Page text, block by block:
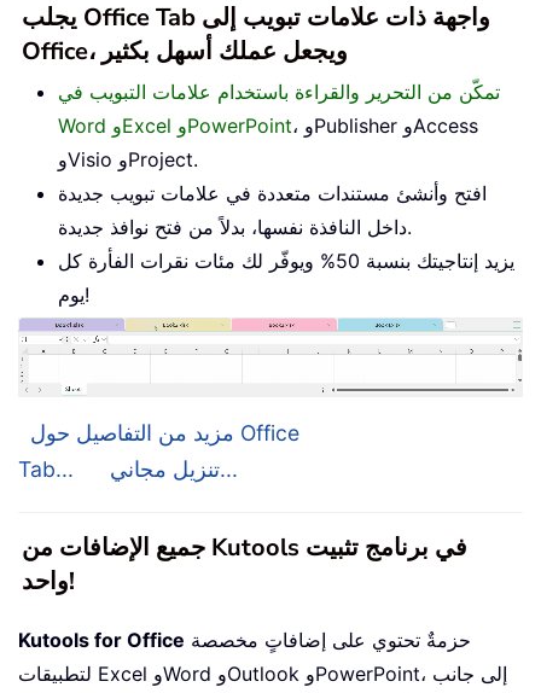
يجلب Office Tab واجهة ذات علامات تبويب إلى
Office، ويجعل عملك أسهل بكثير
تمكّن من التحرير والقراءة باستخدام علامات التبويب في
Word وExcel وPowerPoint، وPublisher وAccess
وVisio وProject.
افتح وأنشئ مستندات متعددة في علامات تبويب جديدة
داخل النافذة نفسها، بدلاً من فتح نوافذ جديدة.
يزيد إنتاجيتك بنسبة 50% ويوفّر لك مئات نقرات الفأرة كل
يوم!
مزيد من التفاصيل حول Office
Tab...
تنزيل مجاني...
جميع الإضافات من Kutools في برنامج تثبيت
واحد!
Kutools for Office
لتطبيقات Excel وWord وOutlook وPowerPoint، إلى جانب